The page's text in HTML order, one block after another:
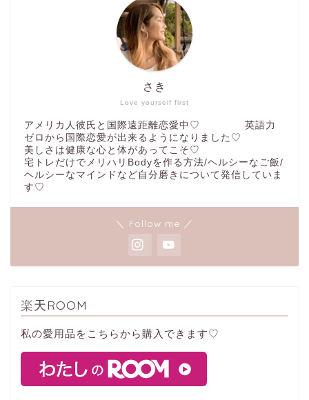
Love yourself first
さき
アメリカ人彼氏と国際遠距離恋愛中♡ 英語力
ゼロから国際恋愛が出来るようになりました♡
美しさは健康な心と体があってこそ♡
宅トレだけでメリハリBodyを作る方法/ヘルシーなご飯/
ヘルシーなマインドなど自分磨きについて発信していま
す♡
＼ Follow me ／
楽天ROOM
私の愛用品をこちらから購入できます♡